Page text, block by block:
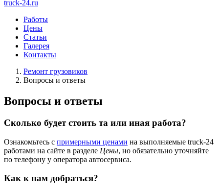
truck-24.ru
Работы
Цены
Статьи
Галерея
Контакты
Ремонт грузовиков
Вопросы и ответы
Вопросы и ответы
Сколько будет стоить та или иная работа?
Ознакомьтесь с примерными ценами на выполняемые truck-24
работами на сайте в разделе Цены, но обязательно уточняйте
по телефону у оператора автосервиса.
Как к нам добраться?